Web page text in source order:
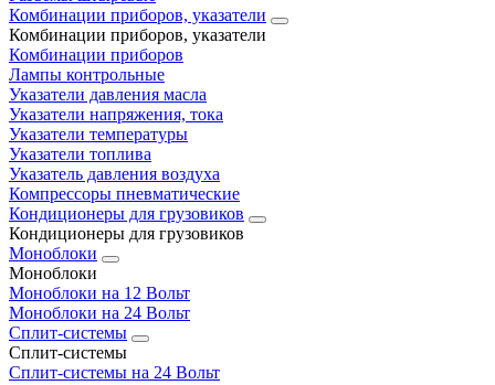
Комбинации приборов, указатели
Комбинации приборов, указатели
Комбинации приборов
Лампы контрольные
Указатели давления масла
Указатели напряжения, тока
Указатели температуры
Указатели топлива
Указатель давления воздуха
Компрессоры пневматические
Кондиционеры для грузовиков
Кондиционеры для грузовиков
Моноблоки
Моноблоки
Моноблоки на 12 Вольт
Моноблоки на 24 Вольт
Сплит-системы
Сплит-системы
Сплит‑системы на 24 Вольт